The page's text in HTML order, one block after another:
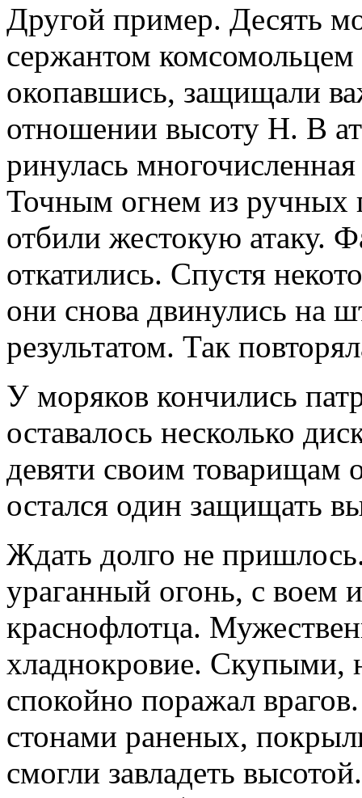
Другой пример. Десять
сержантом
окопавшись, защищали
отношении высоту Н. В
ринулась
Точным огнем из ручных
отбили жестокую атаку.
откатились. Спустя
они снова двинулись на
результатом. Так
У моряков кончились
оставалось несколько
девяти своим товарищам
остался один защищать
Ждать долго не
ураганный огонь, с воем
краснофлотца.
хладнокровие. Скупыми,
спокойно поражал
стонами раненых,
смогли завладеть